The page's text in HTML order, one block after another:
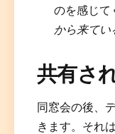
のを感じて
から来てい
共有さ
同窓会の後、
きます。それ